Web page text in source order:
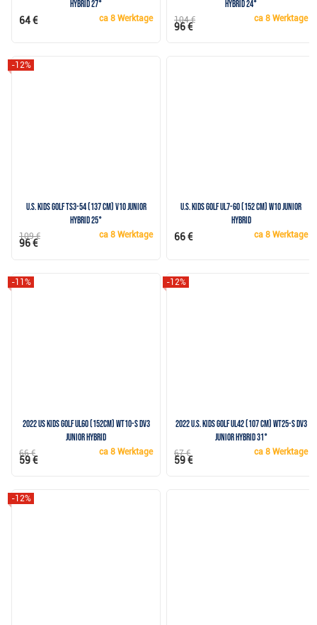
Hybrid 27°
ca8 Werktage
64 €
Hybrid 24°
ca8 Werktage
104 €
96 €
U.S. Kids Golf TS3-54 (137 cm) v10 Junior
Hybrid 25°
-12%
ca8 Werktage
109 €
96 €
U.S. Kids Golf UL7-60 (152 cm) W10 Junior
Hybrid
ca8 Werktage
66 €
2022 US Kids Golf UL60 (152cm) WT10-s DV3
Junior Hybrid
-11%
ca8 Werktage
66 €
59 €
2022 U.S. Kids Golf UL42 (107 cm) WT25-s DV3
Junior Hybrid 31°
-12%
ca8 Werktage
67 €
59 €
-12%